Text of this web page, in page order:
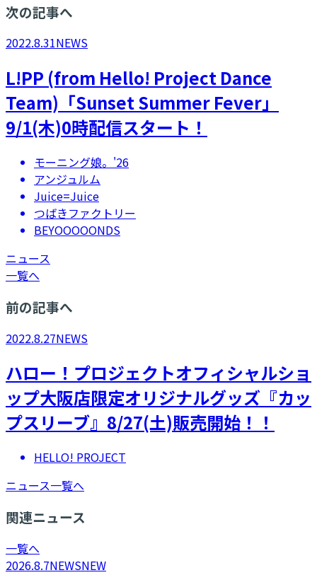
次の記事へ
2022.8.31NEWS
L!PP (from Hello! Project Dance
Team)「Sunset Summer Fever」
9/1(木)0時配信スタート！
モーニング娘。'26
アンジュルム
Juice=Juice
つばきファクトリー
BEYOOOOONDS
ニュース
一覧へ
前の記事へ
2022.8.27NEWS
ハロー！プロジェクトオフィシャルショ
ップ大阪店限定オリジナルグッズ『カッ
プスリーブ』8/27(土)販売開始！！
HELLO! PROJECT
ニュース一覧へ
関連ニュース
一覧へ
2026.8.7NEWSNEW